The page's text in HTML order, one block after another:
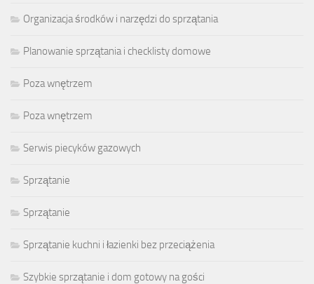
Organizacja środków i narzędzi do sprzątania
Planowanie sprzątania i checklisty domowe
Poza wnętrzem
Poza wnętrzem
Serwis piecyków gazowych
Sprzątanie
Sprzątanie
Sprzątanie kuchni i łazienki bez przeciążenia
Szybkie sprzątanie i dom gotowy na gości